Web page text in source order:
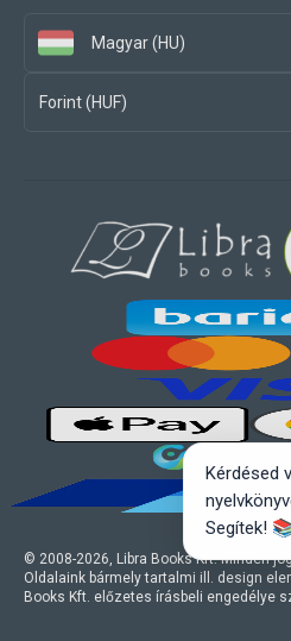
Magyar (HU)
Forint (HUF)
© 2008-2026, Libra Books Kft. Minden
Oldalaink bármely tartalmi ill. design
Books Kft. előzetes írásbeli engedélye
Kérdésed
Segítek!